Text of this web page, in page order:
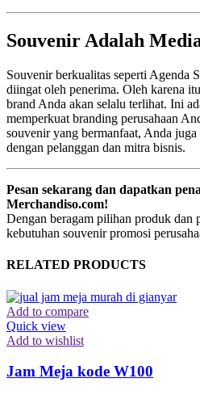
Souvenir Adalah
Souvenir berkualitas seperti Agenda
diingat oleh penerima. Oleh karena
brand Anda akan selalu terlihat. Ini
memperkuat branding perusahaan
souvenir yang bermanfaat, Anda
dengan pelanggan dan mitra bisnis.
Pesan sekarang dan dapatkan
Merchandiso.com!
Dengan beragam pilihan produk dan
kebutuhan souvenir promosi
RELATED PRODUCTS
Add to compare
Quick view
Add to wishlist
Jam Meja kode W100